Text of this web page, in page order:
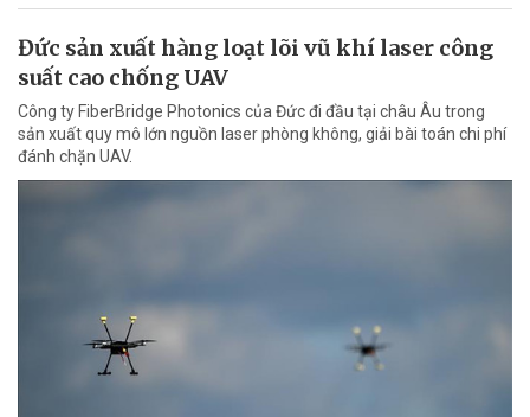
Đức sản xuất hàng loạt lõi vũ khí laser công
suất cao chống UAV
Công ty FiberBridge Photonics của Đức đi đầu tại châu Âu trong
sản xuất quy mô lớn nguồn laser phòng không, giải bài toán chi phí
đánh chặn UAV.